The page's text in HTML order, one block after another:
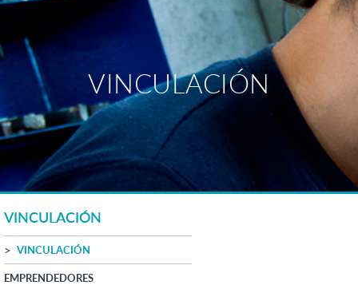
VINCULACIÓN
VINCULACIÓN
VINCULACIÓN
EMPRENDEDORES